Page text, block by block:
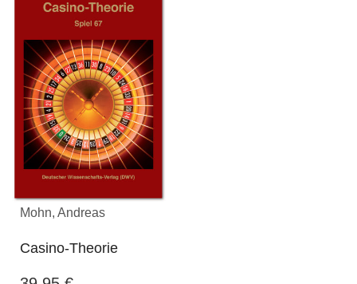
Mohn, Andreas
Casino-Theorie